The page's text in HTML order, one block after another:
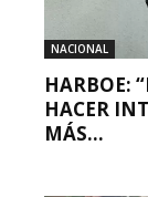
NACIONAL
HARBOE:
HACER
MÁS...